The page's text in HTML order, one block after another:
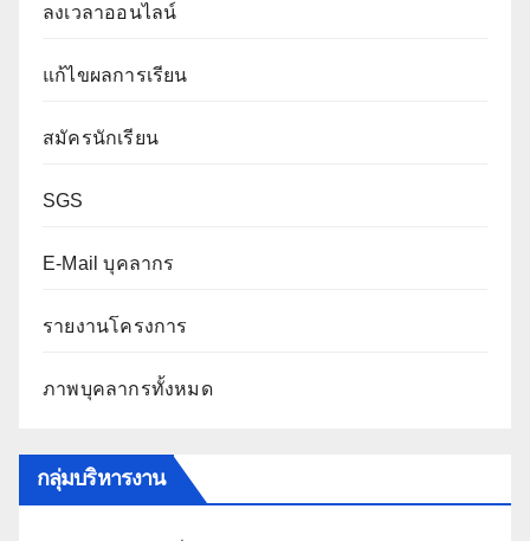
ลงเวลาออนไลน์
แก้ไขผลการเรียน
สมัครนักเรียน
SGS
E-Mail บุคลากร
รายงานโครงการ
ภาพบุคลากรทั้งหมด
กลุ่มบริหารงาน